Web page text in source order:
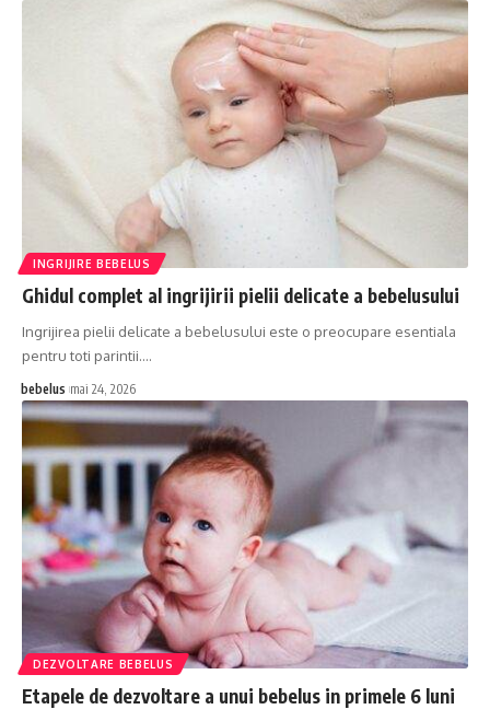
INGRIJIRE BEBELUS
Ghidul complet al ingrijirii pielii delicate a bebelusului
Ingrijirea pielii delicate a bebelusului este o preocupare esentiala
pentru toti parintii.…
bebelus mai 24, 2026
DEZVOLTARE BEBELUS
Etapele de dezvoltare a unui bebelus in primele 6 luni